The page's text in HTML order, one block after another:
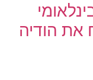
בינלאומי
את הודיה